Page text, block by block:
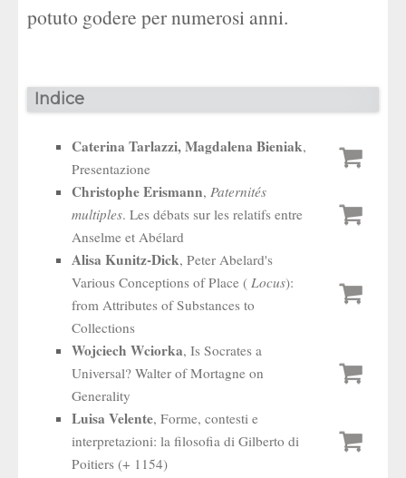
potuto godere per numerosi anni.
Indice
Caterina Tarlazzi, Magdalena Bieniak,
Presentazione
Christophe Erismann, Paternités
multiples. Les débats sur les relatifs entre
Anselme et Abélard
Alisa Kunitz-Dick, Peter Abelard's
Various Conceptions of Place ( Locus):
from Attributes of Substances to
Collections
Wojciech Wciorka, Is Socrates a
Universal? Walter of Mortagne on
Generality
Luisa Velente, Forme, contesti e
interpretazioni: la filosofia di Gilberto di
Poitiers (+ 1154)